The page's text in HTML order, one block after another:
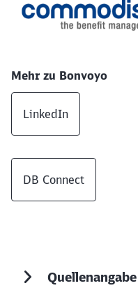
Mehr zu Bonvoyo
LinkedIn
DB Connect
Quellenangabe